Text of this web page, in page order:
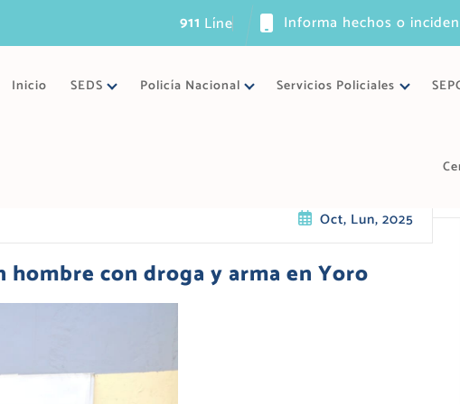
aú nica Informa hechos o
Inicio SEDS Policía Nacional Servicios Policiales
Oct, Lun, 2025
con droga y arma en Yoro